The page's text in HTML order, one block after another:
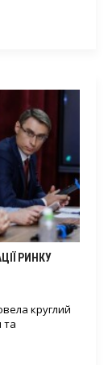
РИНКУ
круглий
та